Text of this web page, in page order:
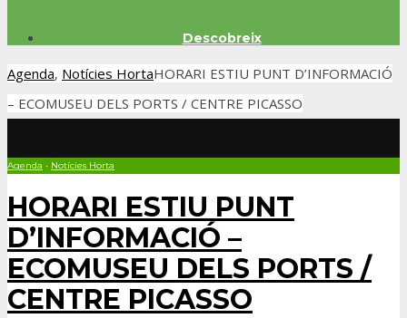
Descobreix
Agenda, Notícies HortaHORARI ESTIU PUNT D’INFORMACIÓ
– ECOMUSEU DELS PORTS / CENTRE PICASSO
Agenda • Notícies Horta
HORARI ESTIU PUNT
D’INFORMACIÓ –
ECOMUSEU DELS PORTS /
CENTRE PICASSO